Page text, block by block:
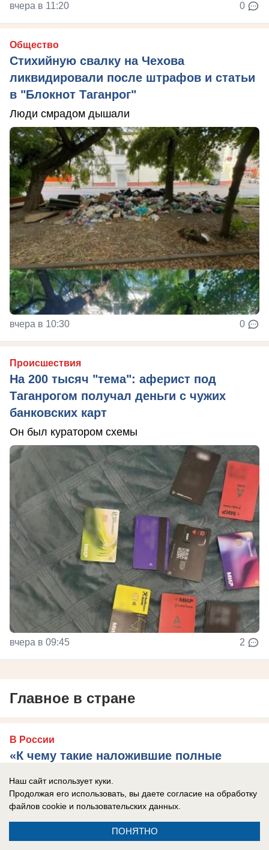
вчера в 11:20 0
Общество
Стихийную свалку на Чехова
ликвидировали после штрафов и статьи
в "Блокнот Таганрог"
Люди смрадом дышали
вчера в 10:30 0
Происшествия
На 200 тысяч "тема": аферист под
Таганрогом получал деньги с чужих
банковских карт
Он был куратором схемы
вчера в 09:45 2
Главное в стране
В России
«К чему такие наложившие полные
Медведев рассказал про «пробный шар»
проверки России на прочность
Ситуация с Грузией показала, какие глупые
взгляды навязывает Запад, сказал
Наш сайт использует куки.
Продолжая его использовать, вы даете согласие на обработку
файлов cookie и пользовательских данных.
ПОНЯТНО